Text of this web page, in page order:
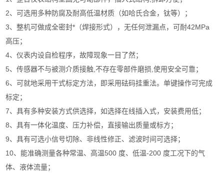
2、可选用多种防腐及耐高低温材质（如哈氏合金，钛等）；
3、整机可做成全密封*（焊接形式），无任何泄漏点，可耐42MPa
高压；
4、仪表内设自检程序，故障现象一目了然；
5、传感器不与被测介质接触,不存在零部件磨损,使用安全可靠；
6、可就地采用干式标定方法，即采用砝码挂重法。单键操作可完成
标定；
7、具有多种安装方式供选择，如选择在线插入式，安装费用低；
8、具有一体化温度、压力补偿，直接输出质量或标方；
9、具有可选小信号切除、非线性修正、滤波时间可选择；
10、能准确测量各种常温、高温500 度、低温-200 度工况下的气
体、液体流量；